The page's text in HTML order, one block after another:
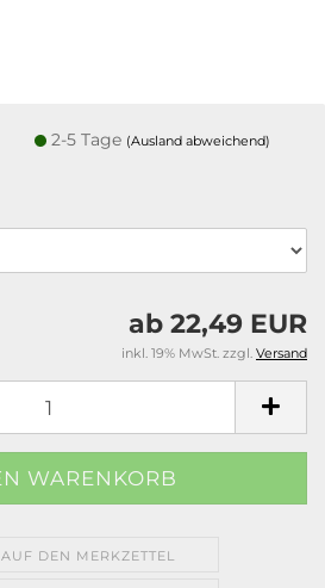
2-5 Tage (Ausland abweichend)
ab 22,49 EUR
inkl. 19% MwSt. zzgl. Versand
AUF DEN MERKZETTEL